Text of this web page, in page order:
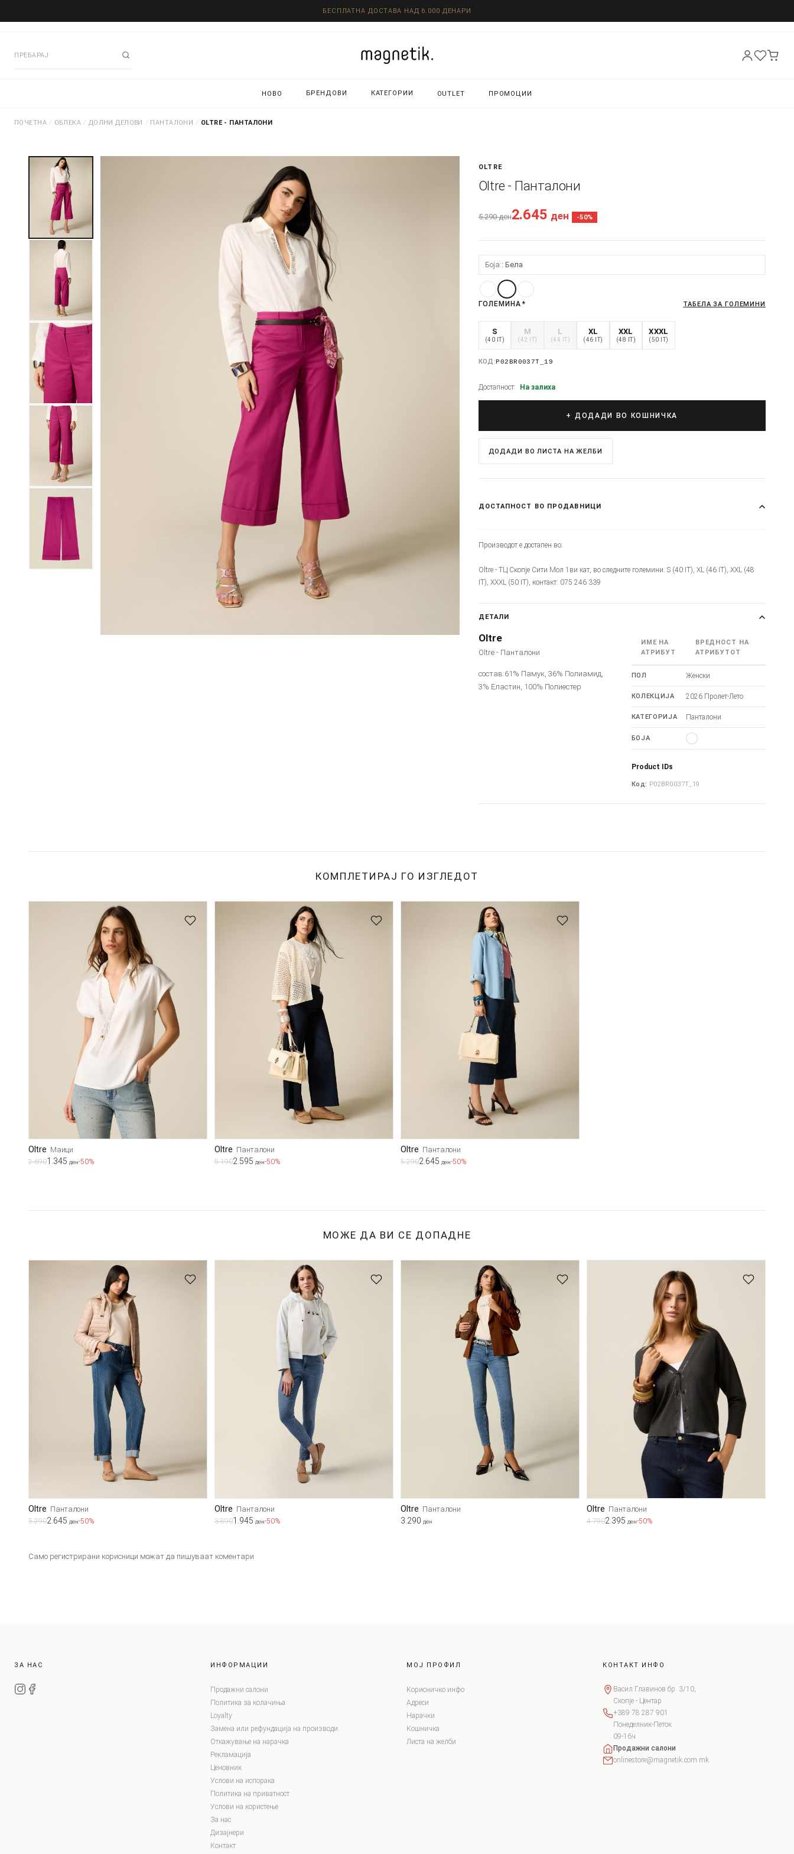
БЕСПЛАТНА ДОСТАВА НАД 6.000 ДЕНАРИ
НОВО БРЕНДОВИ КАТЕГОРИИ OUTLET ПРОМОЦИИ
ПОЧЕТНА / ОБЛЕКА / ДОЛНИ ДЕЛОВИ / ПАНТАЛОНИ / OLTRE - ПАНТАЛОНИ
OLTRE
Oltre - Панталони
5.290ден2.645 ден -50%
Боја: Бела
ГОЛЕМИНА * ТАБЕЛА ЗА ГОЛЕМИНИ
S
(40 IT)
M
(42 IT)
L
(44 IT)
XL
(46 IT)
XXL
(48 IT)
XXXL
(50 IT)
КОД:P02BR0037T_19
Достапност: На залиха
+ ДОДАДИ ВО КОШНИЧКА
ДОДАДИ ВО ЛИСТА НА ЖЕЛБИ
ДОСТАПНОСТ ВО ПРОДАВНИЦИ
Производот е достапен во:
Oltre - ТЦ Скопје Сити Мол 1ви кат, во следните големини: S (40 IT), XL (46 IT), XXL (48
IT), XXXL (50 IT), контакт: 075 246 339
ДЕТАЛИ
Oltre
Oltre - Панталони
состав:61% Памук, 36% Полиамид,
3% Еластин, 100% Полиестер
ИМЕ НА
АТРИБУТ
ВРЕДНОСТ НА
АТРИБУТОТ
ПОЛ Женски
КОЛЕКЦИЈА 2026 Пролет-Лето
КАТЕГОРИЈА Панталони
БОЈА
Product IDs
Код: P02BR0037T_19
КОМПЛЕТИРАЈ ГО ИЗГЛЕДОТ
Oltre Маици
2.6901.345 ден-50%
Oltre Панталони
5.1902.595 ден-50%
Oltre Панталони
5.2902.645 ден-50%
МОЖЕ ДА ВИ СЕ ДОПАДНЕ
Oltre Панталони
5.2902.645 ден-50%
Oltre Панталони
3.8901.945 ден-50%
Oltre Панталони
3.290 ден
Oltre Панталони
4.7902.395 ден-50%
Само регистрирани корисници можат да пишуваат коментари
ЗА НАС ИНФОРМАЦИИ
Продажни салони
Политика за колачиња
Loyalty
Замена или рефундација на производи
Откажување на нарачка
Рекламација
Ценовник
Услови на испорака
Политика на приватност
Услови на користење
За нас
Дизајнери
Контакт
МОЈ ПРОФИЛ
Корисничко инфо
Адреси
Нарачки
Кошничка
Листа на желби
КОНТАКТ ИНФО
Васил Главинов бр. 3/10,
Скопје - Центар
+389 78 287 901
Понеделник-Петок
09-16ч
Продажни салони
onlinestore@magnetik.com.mk